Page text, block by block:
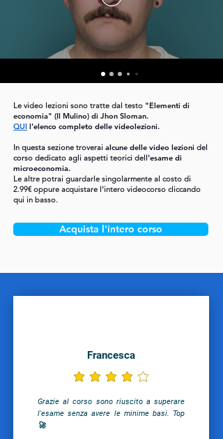
Le video lezioni sono tratte dal testo "Elementi di
economia" (Il Mulino) di Jhon Sloman.
QUI l'elenco completo delle videolezioni.
In questa sezione troverai alcune delle video lezioni del
corso dedicato agli aspetti teorici dell'esame di
microeconomia.
Le altre potrai guardarle singolarmente al costo di
2.99€ oppure acquistare l'intero videocorso cliccando
qui in basso.
Acquista l'intero corso
Francesca
la valutazione media è 4 su
Grazie al corso sono riuscito a superare
l'esame senza avere le minime basi. Top
🚀